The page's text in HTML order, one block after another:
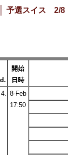
予選スイス 2/8
開始
日時
4. 8-Feb
17:50